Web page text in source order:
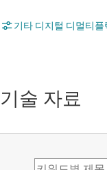
기타 디지털 디멀티
기술 자료